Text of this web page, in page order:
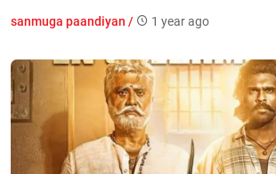
sanmuga paandiyan / 1 year ago